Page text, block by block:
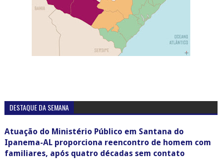
DESTAQUE DA SEMANA
Atuação do Ministério Público em Santana do
Ipanema-AL proporciona reencontro de homem com
familiares, após quatro décadas sem contato